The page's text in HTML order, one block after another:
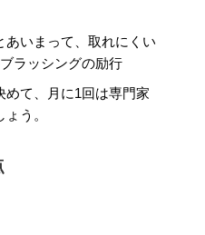
あいまって、取れにくい
ラッシングの励行
めて、月に1回は専門家
う。